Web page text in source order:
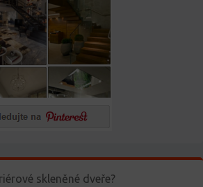
skleněné dveře?